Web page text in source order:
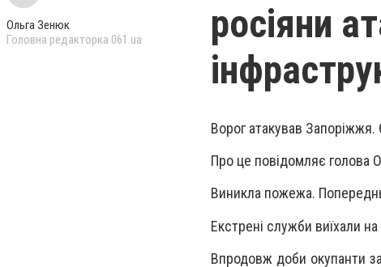
Ольга Зенюк
Головна редакторка 061.ua
росіяни
Ворог атакував Запоріжжя.
Про це повідомляє голова
Виникла пожежа.
Екстрені служби виїхали на
Впродовж доби окупанти